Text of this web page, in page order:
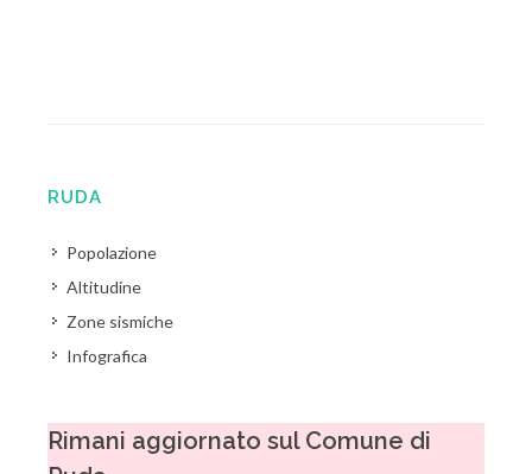
RUDA
Popolazione
Altitudine
Zone sismiche
Infografica
Rimani aggiornato sul Comune di